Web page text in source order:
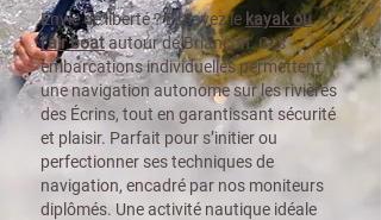
Envie de liberté ? Essayez le kayak ou
l’air boatautour de Briançon. Ces
embarcations individuelles permettent
une navigation autonome sur les rivières
des Écrins, tout en garantissant sécurité
et plaisir. Parfait pour s’initier ou
perfectionner ses techniques de
navigation, encadré par nos moniteurs
diplômés. Une activité nautique idéale